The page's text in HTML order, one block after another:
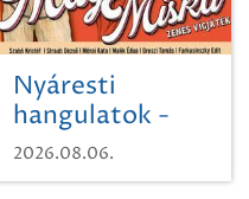
Nyáresti
hangulatok -
Mágnás Miska
2026.08.06.